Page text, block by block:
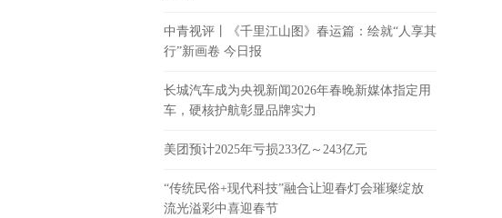
中青视评丨《千里江山图》春运篇：绘就“人享其
行”新画卷 今日报
长城汽车成为央视新闻2026年春晚新媒体指定用
车，硬核护航彰显品牌实力
美团预计2025年亏损233亿～243亿元
“传统民俗+现代科技”融合让迎春灯会璀璨绽放
流光溢彩中喜迎春节